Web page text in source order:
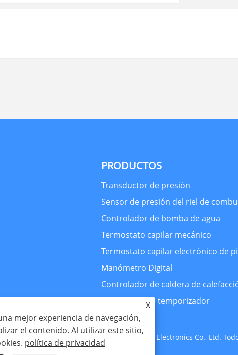
PRODUCTOS
Transductor de presión
Sensor de presión del riel de
Controlador de bomba de agua
Termostato capilar mecánico
Termostato capilar electrónico de
Manómetro Digital
Controlador de caldera de
interruptor de temporizador
Copyright © 2024 Zhejiang Huaxi Electronics Co., Ltd.
X
mejor experiencia de navegación,
el contenido. Al utilizar este sitio,
política de privacidad